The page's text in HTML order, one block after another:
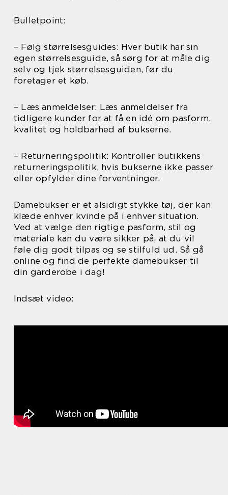
Bulletpoint:
– Følg størrelsesguides: Hver butik har sin
egen størrelsesguide, så sørg for at måle dig
selv og tjek størrelsesguiden, før du
foretager et køb.
– Læs anmeldelser: Læs anmeldelser fra
tidligere kunder for at få en idé om pasform,
kvalitet og holdbarhed af bukserne.
– Returneringspolitik: Kontroller butikkens
returneringspolitik, hvis bukserne ikke passer
eller opfylder dine forventninger.
Damebukser er et alsidigt stykke tøj, der kan
klæde enhver kvinde på i enhver situation.
Ved at vælge den rigtige pasform, stil og
materiale kan du være sikker på, at du vil
føle dig godt tilpas og se stilfuld ud. Så gå
online og find de perfekte damebukser til
din garderobe i dag!
Indsæt video: